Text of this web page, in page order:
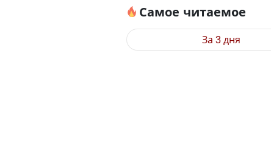
Самое читаемое
За 3 дня